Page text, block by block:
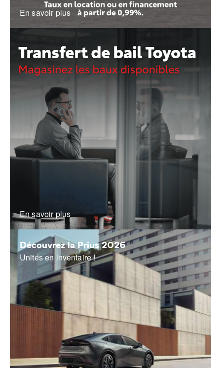
En savoir plus
En savoir plus
Découvrez la Prius 2026
Unités en inventaire !